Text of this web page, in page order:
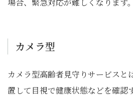
カメラ型
カメラ型高齢者見守りサービスと
置して目視で健康状態などを確認